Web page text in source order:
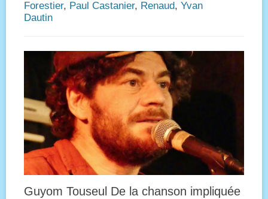
Forestier, Paul Castanier, Renaud, Yvan
Dautin
Guyom Touseul De la chanson impliquée